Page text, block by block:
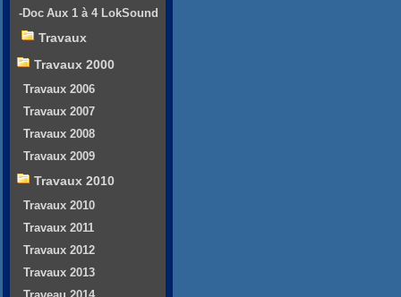
-Doc Aux 1 à 4 LokSound
Travaux
Travaux 2000
Travaux 2006
Travaux 2007
Travaux 2008
Travaux 2009
Travaux 2010
Travaux 2010
Travaux 2011
Travaux 2012
Travaux 2013